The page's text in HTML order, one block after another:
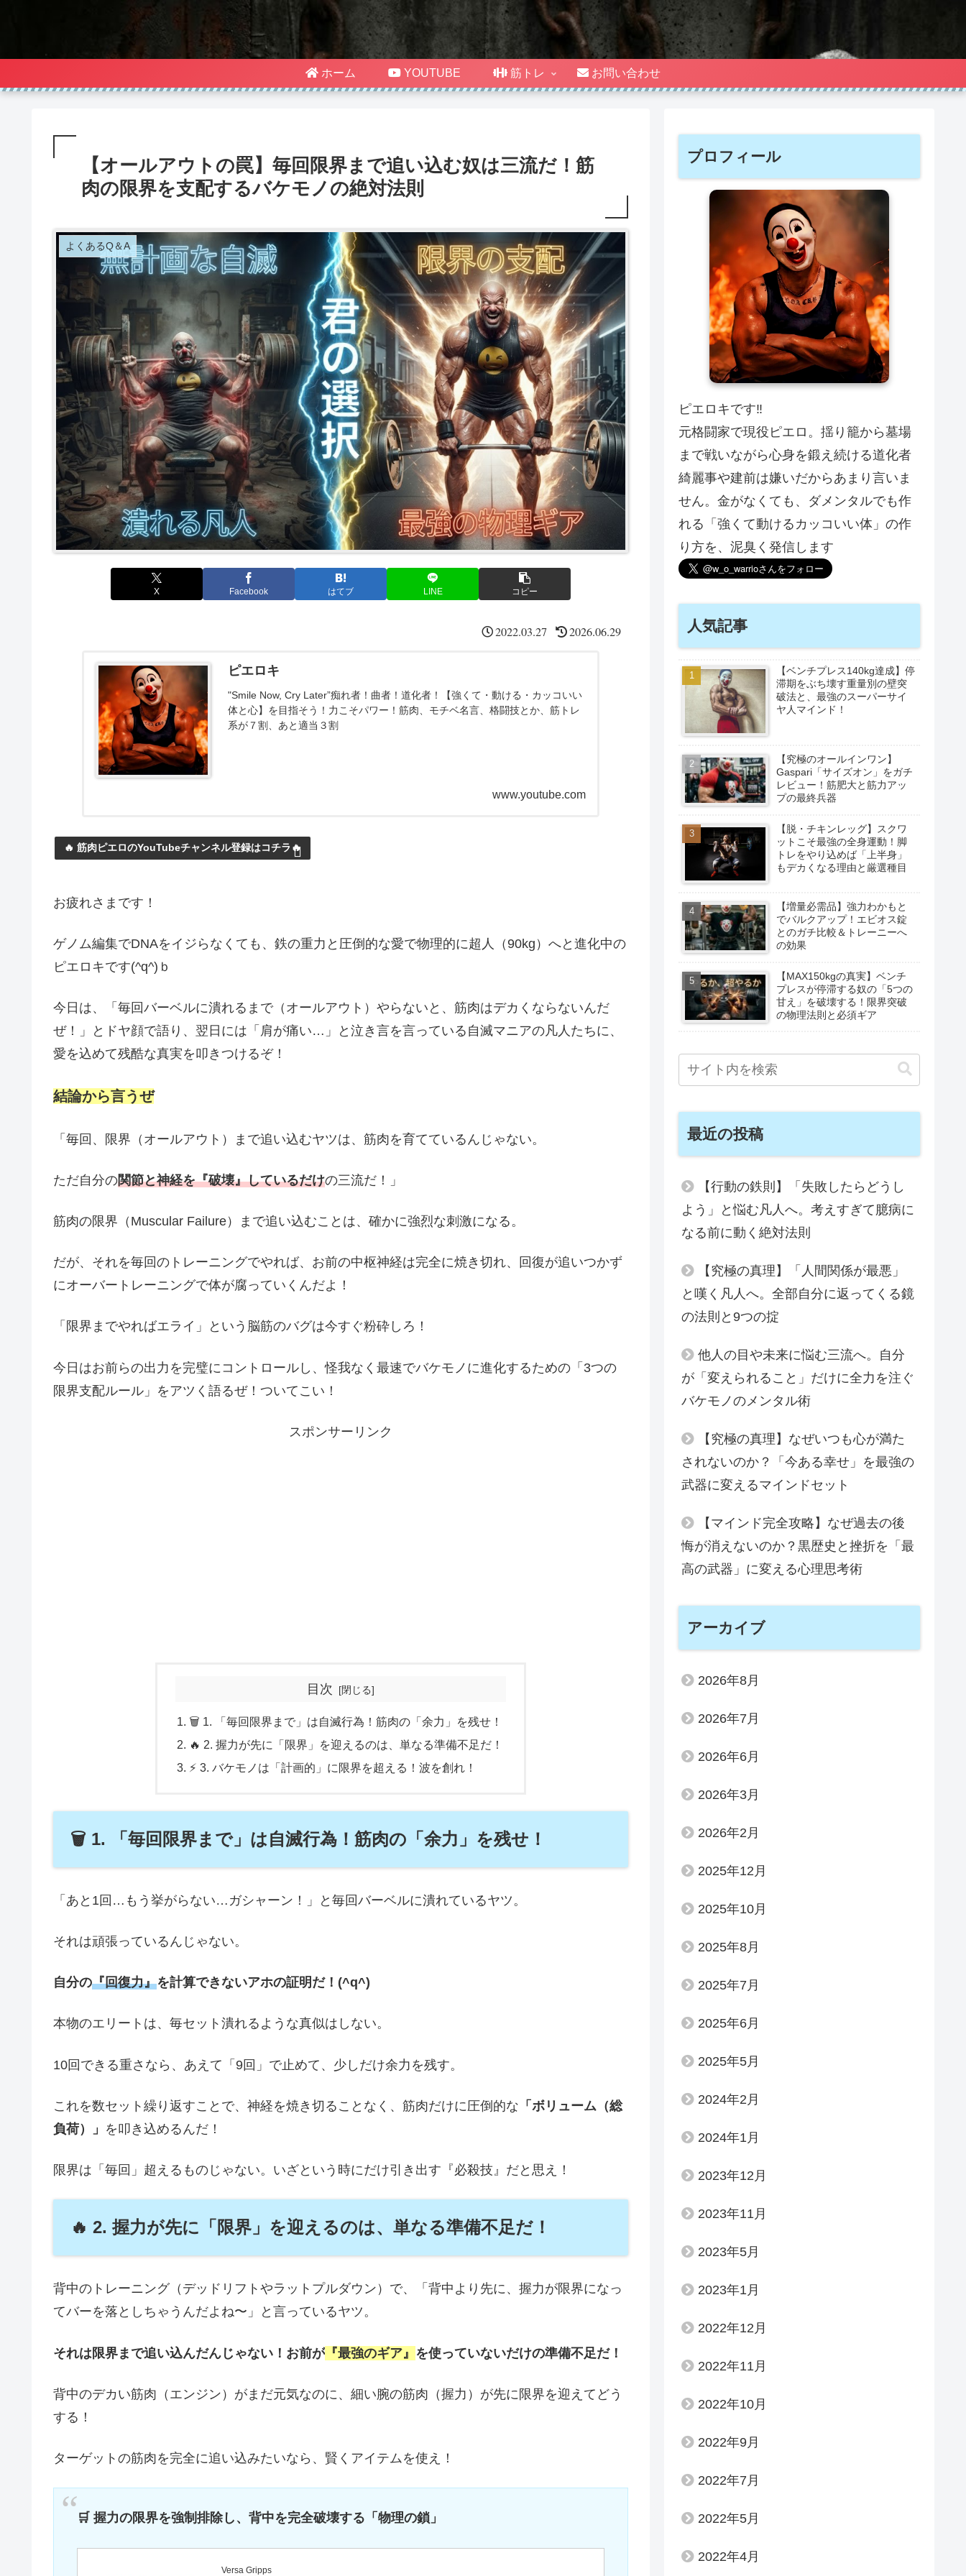
ホーム YOUTUBE 筋トレ お問い合わせ
【オールアウトの罠】毎回限界まで追い込む奴は三流だ！筋
肉の限界を支配するバケモノの絶対法則
よくあるQ＆A
X Facebook はてブ LINE コピー
2022.03.27 2026.06.29
ピエロキ
"Smile Now, Cry Later”痴れ者！曲者！道化者！【強くて・動ける・カッコいい
体と心】を目指そう！力こそパワー！筋肉、モチベ名言、格闘技とか、筋トレ
系が７割、あと適当３割
www.youtube.com
🔥 筋肉ピエロのYouTubeチャンネル登録はコチラ🔥
お疲れさまです！
ゲノム編集でDNAをイジらなくても、鉄の重力と圧倒的な愛で物理的に超人（90kg）へと進化中の
ピエロキです(^q^)ｂ
今日は、「毎回バーベルに潰れるまで（オールアウト）やらないと、筋肉はデカくならないんだ
ぜ！」とドヤ顔で語り、翌日には「肩が痛い…」と泣き言を言っている自滅マニアの凡人たちに、
愛を込めて残酷な真実を叩きつけるぞ！
結論から言うぜ
「毎回、限界（オールアウト）まで追い込むヤツは、筋肉を育てているんじゃない。
ただ自分の関節と神経を『破壊』しているだけの三流だ！」
筋肉の限界（Muscular Failure）まで追い込むことは、確かに強烈な刺激になる。
だが、それを毎回のトレーニングでやれば、お前の中枢神経は完全に焼き切れ、回復が追いつかず
にオーバートレーニングで体が腐っていくんだよ！
「限界までやればエライ」という脳筋のバグは今すぐ粉砕しろ！
今日はお前らの出力を完璧にコントロールし、怪我なく最速でバケモノに進化するための「3つの
限界支配ルール」をアツく語るぜ！ついてこい！
スポンサーリンク
目次
🗑️ 1. 「毎回限界まで」は自滅行為！筋肉の「余力」を残せ！
🔥 2. 握力が先に「限界」を迎えるのは、単なる準備不足だ！
⚡ 3. バケモノは「計画的」に限界を超える！波を創れ！
🗑️ 1. 「毎回限界まで」は自滅行為！筋肉の「余力」を残せ！
「あと1回…もう挙がらない…ガシャーン！」と毎回バーベルに潰れているヤツ。
それは頑張っているんじゃない。
自分の『回復力』を計算できないアホの証明だ！(^q^)
本物のエリートは、毎セット潰れるような真似はしない。
10回できる重さなら、あえて「9回」で止めて、少しだけ余力を残す。
これを数セット繰り返すことで、神経を焼き切ることなく、筋肉だけに圧倒的な 「ボリューム（総
負荷）」 を叩き込めるんだ！
限界は「毎回」超えるものじゃない。いざという時にだけ引き出す『必殺技』だと思え！
🔥 2. 握力が先に「限界」を迎えるのは、単なる準備不足だ！
背中のトレーニング（デッドリフトやラットプルダウン）で、「背中より先に、握力が限界になっ
てバーを落としちゃうんだよね〜」と言っているヤツ。
それは限界まで追い込んだんじゃない！お前が 『最強のギア』 を使っていないだけの準備不足だ！
背中のデカい筋肉（エンジン）がまだ元気なのに、細い腕の筋肉（握力）が先に限界を迎えてどう
する！
ターゲットの筋肉を完全に追い込みたいなら、賢くアイテムを使え！
🛒 握力の限界を強制排除し、背中を完全破壊する「物理の鎖」
Versa Gripps
プロフィール
ピエロキです‼️
元格闘家で現役ピエロ。揺り籠から墓場
まで戦いながら心身を鍛え続ける道化者
綺麗事や建前は嫌いだからあまり言いま
せん。金がなくても、ダメンタルでも作
れる「強くて動けるカッコいい体」の作
り方を、泥臭く発信します
人気記事
【ベンチプレス140kg達成】停
滞期をぶち壊す重量別の壁突
破法と、最強のスーパーサイ
ヤ人マインド！
【究極のオールインワン】
Gaspari「サイズオン」をガチ
レビュー！筋肥大と筋力アッ
プの最終兵器
【脱・チキンレッグ】スクワ
ットこそ最強の全身運動！脚
トレをやり込めば「上半身」
もデカくなる理由と厳選種目
【増量必需品】強力わかもと
でバルクアップ！エビオス錠
とのガチ比較＆トレーニーへ
の効果
【MAX150kgの真実】ベンチ
プレスが停滞する奴の「5つの
甘え」を破壊する！限界突破
の物理法則と必須ギア
最近の投稿
【行動の鉄則】「失敗したらどうし
よう」と悩む凡人へ。考えすぎて臆病に
なる前に動く絶対法則
【究極の真理】「人間関係が最悪」
と嘆く凡人へ。全部自分に返ってくる鏡
の法則と9つの掟
他人の目や未来に悩む三流へ。自分
が「変えられること」だけに全力を注ぐ
バケモノのメンタル術
【究極の真理】なぜいつも心が満た
されないのか？「今ある幸せ」を最強の
武器に変えるマインドセット
【マインド完全攻略】なぜ過去の後
悔が消えないのか？黒歴史と挫折を「最
高の武器」に変える心理思考術
アーカイブ
2026年8月
2026年7月
2026年6月
2026年3月
2026年2月
2025年12月
2025年10月
2025年8月
2025年7月
2025年6月
2025年5月
2024年2月
2024年1月
2023年12月
2023年11月
2023年5月
2023年1月
2022年12月
2022年11月
2022年10月
2022年9月
2022年7月
2022年5月
2022年4月